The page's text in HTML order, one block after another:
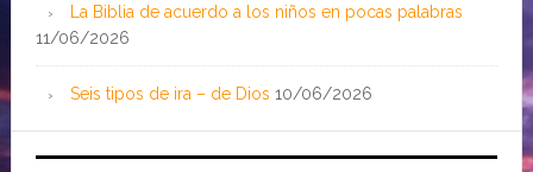
La Biblia de acuerdo a los niños en pocas palabras
11/06/2026
Seis tipos de ira – de Dios 10/06/2026